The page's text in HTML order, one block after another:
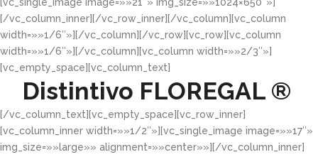
[/vc_column_inner][/vc_row_inner][/vc_column][vc_column
width=»»1/6″»][/vc_column][/vc_row][vc_row][vc_column
width=»»1/6″»][/vc_column][vc_column width=»»2/3″»]
[vc_empty_space][vc_column_text]
Distintivo FLOREGAL ®
[/vc_column_text][vc_empty_space][vc_row_inner]
[vc_column_inner width=»»1/2″»][vc_single_image image=»»17″»
img_size=»»large»» alignment=»»center»»][/vc_column_inner]